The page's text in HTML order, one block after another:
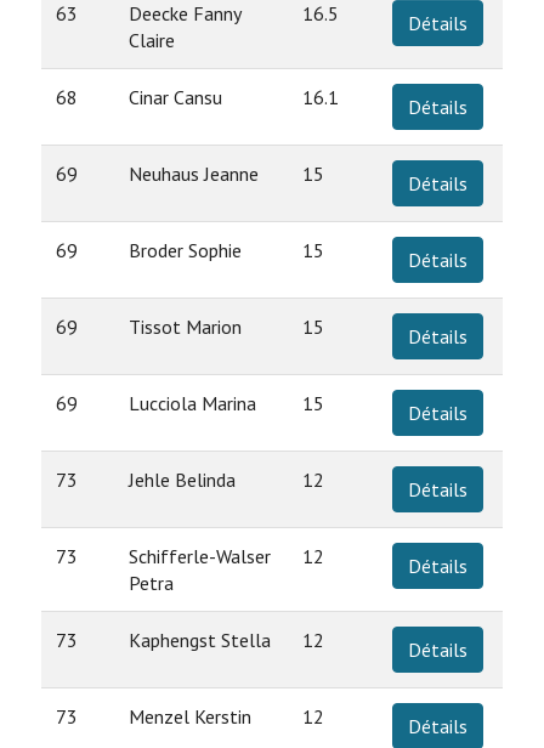
63
Deecke Fanny
Claire
16.5 Détails
68 Cinar Cansu 16.1 Détails
69 Neuhaus Jeanne 15 Détails
69 Broder Sophie 15 Détails
69 Tissot Marion 15 Détails
69 Lucciola Marina 15 Détails
73 Jehle Belinda 12 Détails
73
Schifferle-Walser
Petra
12 Détails
73 Kaphengst Stella 12 Détails
73 Menzel Kerstin 12 Détails